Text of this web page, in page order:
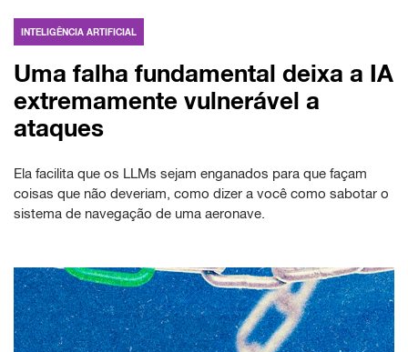
INTELIGÊNCIA ARTIFICIAL
Uma falha fundamental deixa a IA
extremamente vulnerável a
ataques
Ela facilita que os LLMs sejam enganados para que façam
coisas que não deveriam, como dizer a você como sabotar o
sistema de navegação de uma aeronave.